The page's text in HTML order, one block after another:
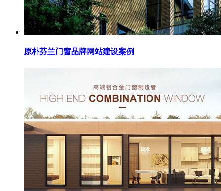
原朴芬兰门窗品牌网站建设案例